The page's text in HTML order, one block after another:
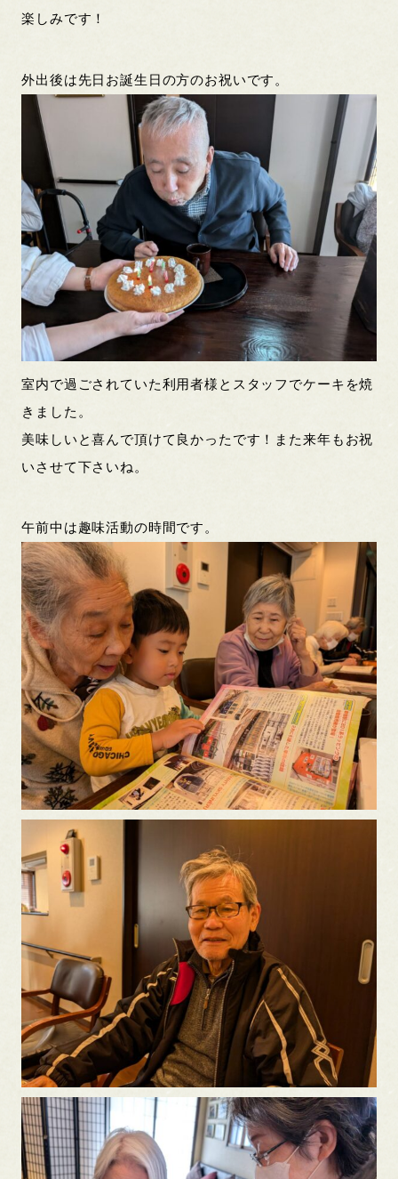
楽しみです！
外出後は先日お誕生日の方のお祝いです。
室内で過ごされていた利用者様とスタッフでケーキを焼
きました。
美味しいと喜んで頂けて良かったです！また来年もお祝
いさせて下さいね。
午前中は趣味活動の時間です。